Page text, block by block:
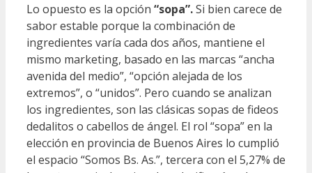
Lo opuesto es la opción “sopa”.Si bien carece de
sabor estable porque la combinación de
ingredientes varía cada dos años, mantiene el
mismo marketing, basado en las marcas “ancha
avenida del medio”, “opción alejada de los
extremos”, o “unidos”. Pero cuando se analizan
los ingredientes, son las clásicas sopas de fideos
dedalitos o cabellos de ángel. El rol “sopa” en la
elección en provincia de Buenos Aires lo cumplió
el espacio “Somos Bs. As.”, tercera con el 5,27% de